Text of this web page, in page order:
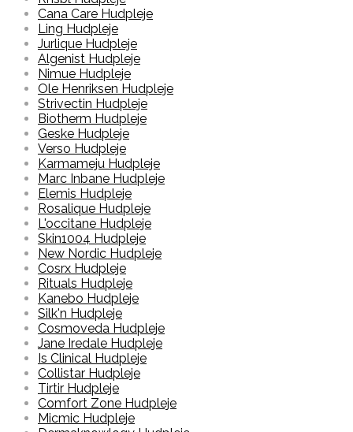
Cana Care Hudpleje
Ling Hudpleje
Jurlique Hudpleje
Algenist Hudpleje
Nimue Hudpleje
Ole Henriksen Hudpleje
Strivectin Hudpleje
Biotherm Hudpleje
Geske Hudpleje
Verso Hudpleje
Karmameju Hudpleje
Marc Inbane Hudpleje
Elemis Hudpleje
Rosalique Hudpleje
L'occitane Hudpleje
Skin1004 Hudpleje
New Nordic Hudpleje
Cosrx Hudpleje
Rituals Hudpleje
Kanebo Hudpleje
Silk'n Hudpleje
Cosmoveda Hudpleje
Jane Iredale Hudpleje
Is Clinical Hudpleje
Collistar Hudpleje
Tirtir Hudpleje
Comfort Zone Hudpleje
Micmic Hudpleje